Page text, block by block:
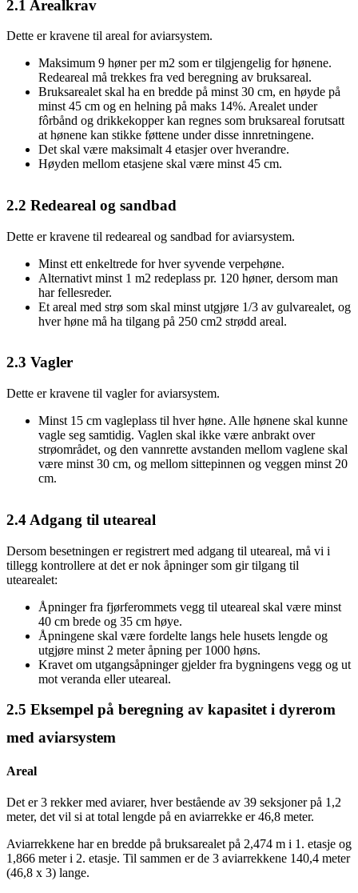
2.1 Arealkrav
Dette er kravene til areal for aviarsystem.
Maksimum 9 høner per m2 som er tilgjengelig for hønene.
Redeareal må trekkes fra ved beregning av bruksareal.
Bruksarealet skal ha en bredde på minst 30 cm, en høyde på
minst 45 cm og en helning på maks 14%. Arealet under
fôrbånd og drikkekopper kan regnes som bruksareal forutsatt
at hønene kan stikke føttene under disse innretningene.
Det skal være maksimalt 4 etasjer over hverandre.
Høyden mellom etasjene skal være minst 45 cm.
2.2 Redeareal og sandbad
Dette er kravene til redeareal og sandbad for aviarsystem.
Minst ett enkeltrede for hver syvende verpehøne.
Alternativt minst 1 m2 redeplass pr. 120 høner, dersom man
har fellesreder.
Et areal med strø som skal minst utgjøre 1/3 av gulvarealet, og
hver høne må ha tilgang på 250 cm2 strødd areal.
2.3 Vagler
Dette er kravene til vagler for aviarsystem.
Minst 15 cm vagleplass til hver høne. Alle hønene skal kunne
vagle seg samtidig. Vaglen skal ikke være anbrakt over
strøområdet, og den vannrette avstanden mellom vaglene skal
være minst 30 cm, og mellom sittepinnen og veggen minst 20
cm.
2.4 Adgang til uteareal
Dersom besetningen er registrert med adgang til uteareal, må vi i
tillegg kontrollere at det er nok åpninger som gir tilgang til
utearealet:
Åpninger fra fjørferommets vegg til uteareal skal være minst
40 cm brede og 35 cm høye.
Åpningene skal være fordelte langs hele husets lengde og
utgjøre minst 2 meter åpning per 1000 høns.
Kravet om utgangsåpninger gjelder fra bygningens vegg og ut
mot veranda eller uteareal.
2.5 Eksempel på beregning av kapasitet i dyrerom
med aviarsystem
Areal
Det er 3 rekker med aviarer, hver bestående av 39 seksjoner på 1,2
meter, det vil si at total lengde på en aviarrekke er 46,8 meter.
Aviarrekkene har en bredde på bruksarealet på 2,474 m i 1. etasje og
1,866 meter i 2. etasje. Til sammen er de 3 aviarrekkene 140,4 meter
(46,8 x 3) lange.